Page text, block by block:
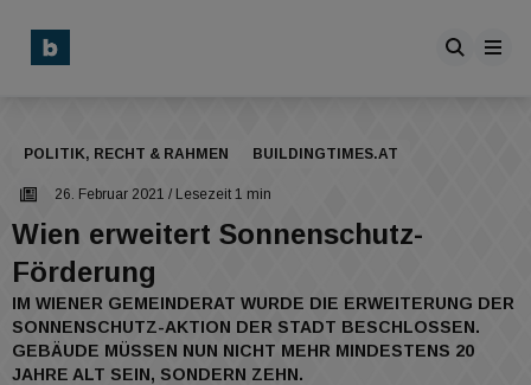
POLITIK, RECHT & RAHMEN BUILDINGTIMES.AT
26. Februar 2021 / Lesezeit 1 min
Wien erweitert Sonnenschutz-
Förderung
IM WIENER GEMEINDERAT WURDE DIE ERWEITERUNG DER
SONNENSCHUTZ-AKTION DER STADT BESCHLOSSEN.
GEBÄUDE MÜSSEN NUN NICHT MEHR MINDESTENS 20
JAHRE ALT SEIN, SONDERN ZEHN.